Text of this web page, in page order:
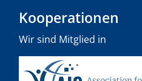
Kooperationen
Wir sind Mitglied in